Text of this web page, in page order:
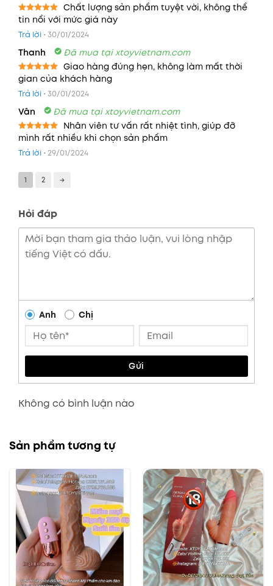
Được xếp
sao
Chất lượng sản phẩm tuyệt vời, không thể
tin nổi với mức giá này
Trả lời •30/01/2024
Thanh Đã mua tại xtoyvietnam.com
Được xếp
sao
Giao hàng đúng hẹn, không làm mất thời
gian của khách hàng
Trả lời •30/01/2024
Vân Đã mua tại xtoyvietnam.com
Được xếp
sao
Nhân viên tư vấn rất nhiệt tình, giúp đỡ
mình rất nhiều khi chọn sản phẩm
Trả lời •29/01/2024
1 2 →
Hỏi đáp
Anh Chị
Gửi
Không có bình luận nào
Sản phẩm tương tự